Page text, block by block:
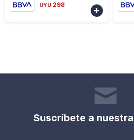
UYU 298

Suscríbete a